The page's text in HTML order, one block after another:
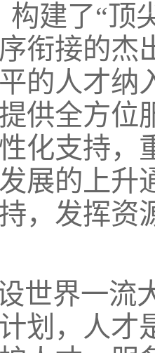
构建了“
衔接的杰
的人才纳
供全方位
化支持，
展的上升
，发挥资
世界一流
划，人才